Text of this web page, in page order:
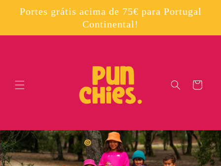
para o
conteúdo
Portes grátis acima de 75€ para Portugal
Continental!
Carrinho